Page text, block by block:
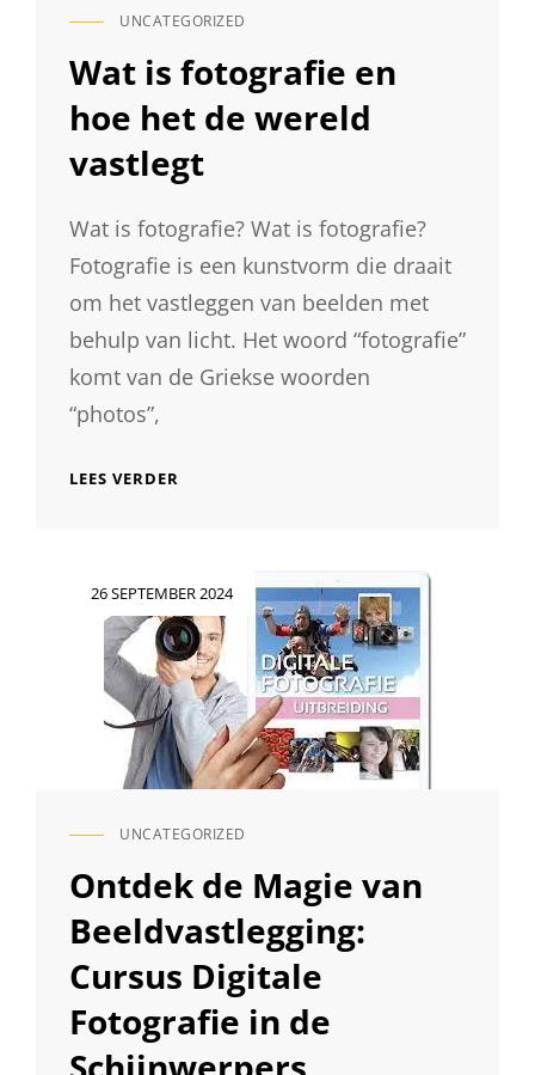
CAT
UNCATEGORIZED
Wat is fotografie en
hoe het de wereld
vastlegt
Wat is fotografie? Wat is fotografie?
Fotografie is een kunstvorm die draait
om het vastleggen van beelden met
behulp van licht. Het woord “fotografie”
komt van de Griekse woorden
“photos”,
LEES VERDER
HET
DE
WERELD
VASTLEGT
26 SEPTEMBER 2024
CAT
UNCATEGORIZED
Ontdek de Magie van
Beeldvastlegging:
Cursus Digitale
Fotografie in de